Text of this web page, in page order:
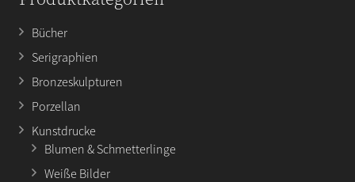
Bücher
Serigraphien
Bronzeskulpturen
Porzellan
Kunstdrucke
Blumen & Schmetterlinge
Weiße Bilder